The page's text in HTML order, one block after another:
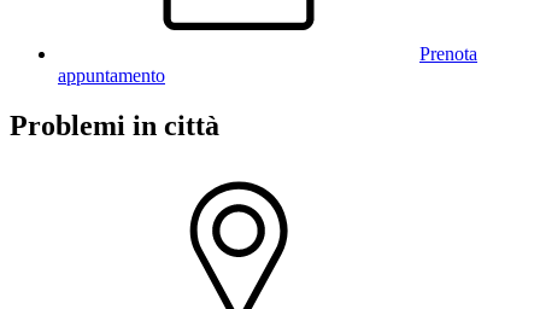
Prenota
appuntamento
Problemi in città